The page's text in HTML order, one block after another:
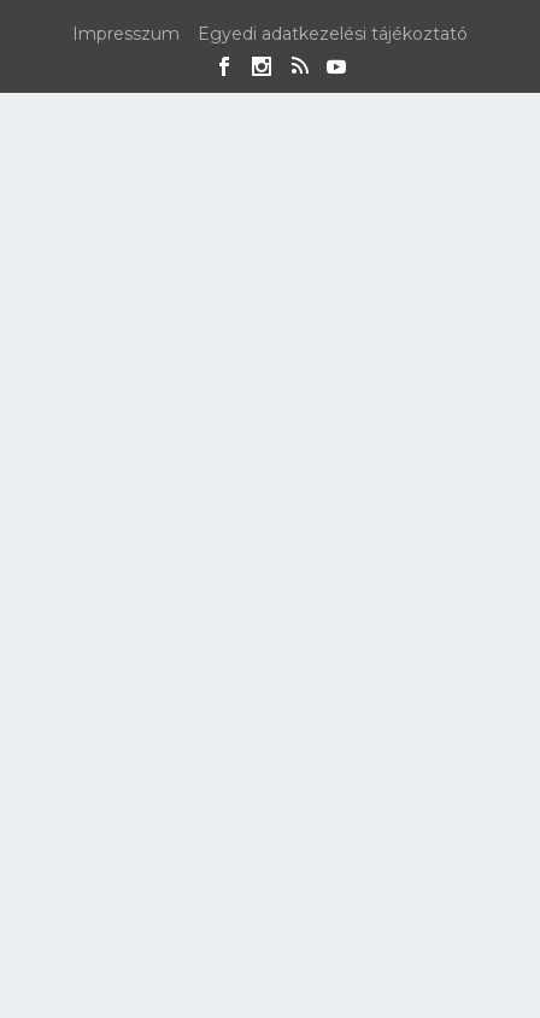
Impresszum Egyedi adatkezelési tájékoztató